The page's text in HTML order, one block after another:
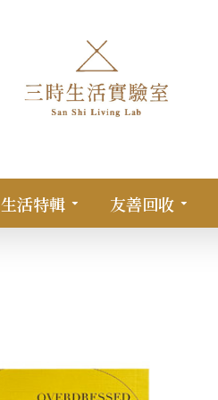
生活特輯 友善回收